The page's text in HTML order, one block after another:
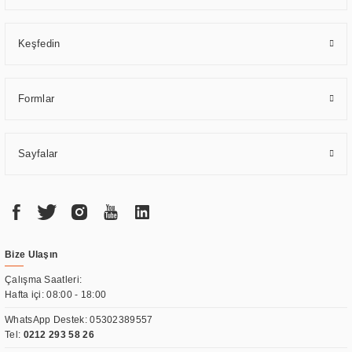
Keşfedin
Formlar
Sayfalar
Bize Ulaşın
Çalışma Saatleri:
Hafta içi: 08:00 - 18:00
WhatsApp Destek:05302389557
Tel: 0212 293 58 26